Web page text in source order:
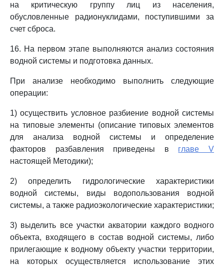
на критическую группу лиц из населения,
обусловленные радионуклидами, поступившими за
счет сброса.
16. На первом этапе выполняются анализ состояния
водной системы и подготовка данных.
При анализе необходимо выполнить следующие
операции:
1) осуществить условное разбиение водной системы
на типовые элементы (описание типовых элементов
для анализа водной системы и определение
факторов разбавления приведены в главе V
настоящей Методики);
2) определить гидрологические характеристики
водной системы, виды водопользования водной
системы, а также радиоэкологические характеристики;
3) выделить все участки акватории каждого водного
объекта, входящего в состав водной системы, либо
прилегающие к водному объекту участки территории,
на которых осуществляется использование этих